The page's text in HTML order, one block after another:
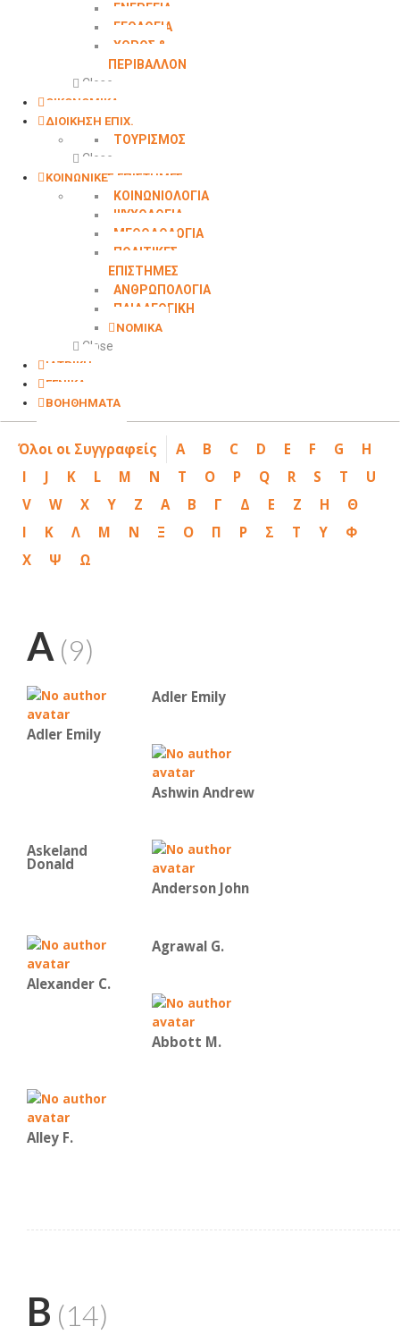
ΕΝΕΡΓΕΙΑ
ΓΕΩΛOΓΙΑ
ΧΩΡΟΣ &
ΠΕΡΙΒΑΛΛΟΝ
Close
ΟΙΚΟΝΟΜΙΚΑ
ΔΙΟΙΚΗΣΗ ΕΠΙΧ.
ΤΟΥΡΙΣΜΟΣ
Close
ΚΟΙΝΩΝΙΚΕΣ ΕΠΙΣΤΗΜΕΣ
ΚΟΙΝΩΝΙΟΛΟΓΙΑ
ΨΥΧΟΛΟΓΙΑ
ΜΕΘΟΔΟΛΟΓΙΑ
ΠΟΛΙΤΙΚΕΣ
ΕΠΙΣΤΗΜΕΣ
ΑΝΘΡΩΠΟΛΟΓΙΑ
ΠΑΙΔΑΓΩΓΙΚΗ
ΝΟΜΙΚΑ
Close
ΙΑΤΡΙΚΗ
ΓΕΝΙΚΑ
ΒΟΗΘΗΜΑΤΑ
Όλοι οι Συγγραφείς A B C D E F G
H
I
J K L M N T O P Q R S T
U
V
W X Y Z Α Β Γ Δ Ε Ζ Η
Θ
Ι
Κ Λ Μ Ν Ξ Ο Π Ρ Σ Τ Υ
Φ
Χ
Ψ Ω
A (9)
Adler Emily
Adler Emily
Ashwin Andrew
Askeland
Donald
Anderson John
Alexander C.
Agrawal G.
Abbott M.
Alley F.
B (14)